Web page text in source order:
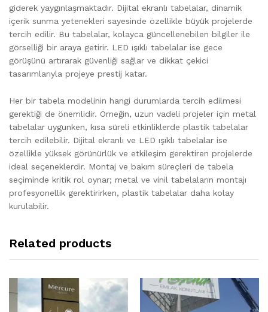
giderek yaygınlaşmaktadır. Dijital ekranlı tabelalar, dinamik
içerik sunma yetenekleri sayesinde özellikle büyük projelerde
tercih edilir. Bu tabelalar, kolayca güncellenebilen bilgiler ile
görselliği bir araya getirir. LED ışıklı tabelalar ise gece
görüşünü artırarak güvenliği sağlar ve dikkat çekici
tasarımlarıyla projeye prestij katar.
Her bir tabela modelinin hangi durumlarda tercih edilmesi
gerektiği de önemlidir. Örneğin, uzun vadeli projeler için metal
tabelalar uygunken, kısa süreli etkinliklerde plastik tabelalar
tercih edilebilir. Dijital ekranlı ve LED ışıklı tabelalar ise
özellikle yüksek görünürlük ve etkileşim gerektiren projelerde
ideal seçeneklerdir. Montaj ve bakım süreçleri de tabela
seçiminde kritik rol oynar; metal ve vinil tabelaların montajı
profesyonellik gerektirirken, plastik tabelalar daha kolay
kurulabilir.
Related products